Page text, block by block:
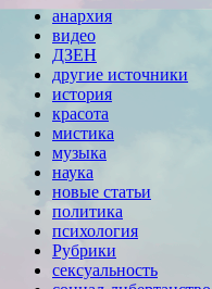
анархия
видео
ДЗЕН
другие источники
история
красота
мистика
музыка
наука
новые статьи
политика
психология
Рубрики
сексуальность